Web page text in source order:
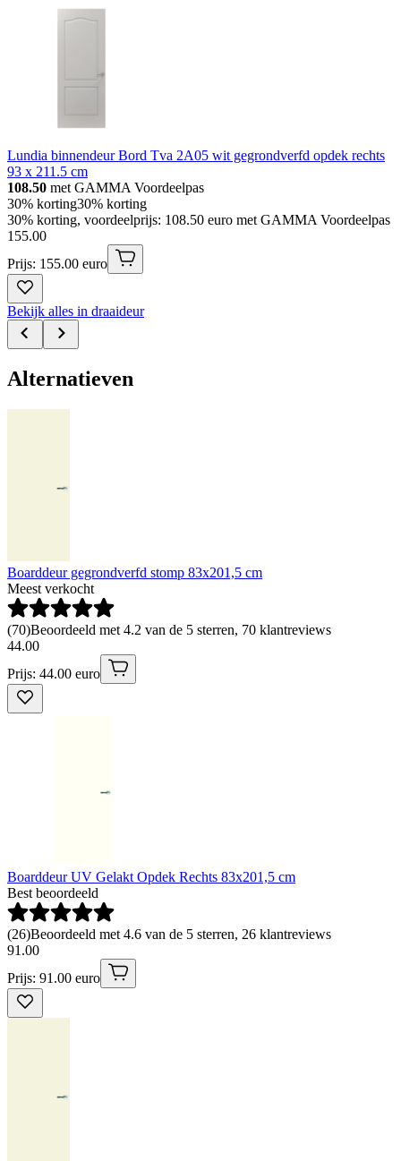
Lundia binnendeur Bord Tva 2A05 wit gegrondverfd opdek rechts
93 x 211.5 cm
108.50 met GAMMA Voordeelpas
30% korting30% korting
30% korting, voordeelprijs: 108.50 euro met GAMMA Voordeelpas
155.00
Prijs: 155.00 euro
Bekijk alles in draaideur
Alternatieven
Boarddeur gegrondverfd stomp 83x201,5 cm
Meest verkocht
(70)Beoordeeld met 4.2 van de 5 sterren, 70 klantreviews
44.00
Prijs: 44.00 euro
Boarddeur UV Gelakt Opdek Rechts 83x201,5 cm
Best beoordeeld
(26)Beoordeeld met 4.6 van de 5 sterren, 26 klantreviews
91 .00
Prijs: 91.00 euro